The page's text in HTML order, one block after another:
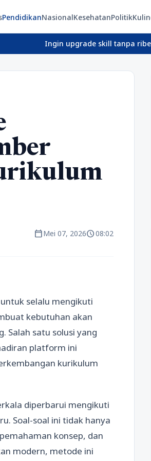
PendidikanNasionalKesehatanPolitik
upgrade skill tanpa ribet? Temukan
calendar_todayMei 07, 2026schedule08:02
selalu mengikuti
kebutuhan akan
Salah satu solusi yang
platform ini
kurikulum
diperbarui mengikuti
Soal-soal ini tidak hanya
konsep, dan
modern, metode ini